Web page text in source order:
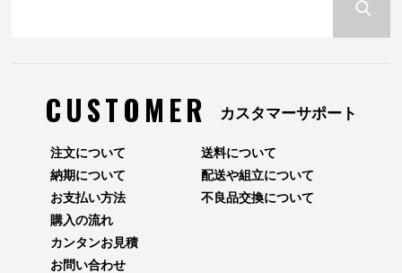
CUSTOMER カスタマーサポート
注文について
納期について
お支払い方法
送料について
配送や組立について
不良品交換について
購入の流れ
カンタンお見積
お問い合わせ